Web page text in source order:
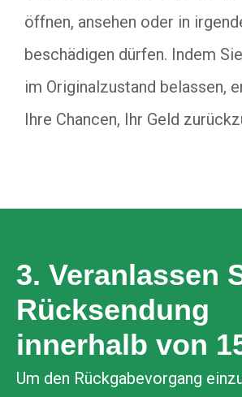
öffnen, ansehen oder in
beschädigen dürfen. Indem
im Originalzustand belassen,
Ihre Chancen, Ihr Geld
3. Veranlassen
Rücksendung
innerhalb von
Um den Rückgabevorgang